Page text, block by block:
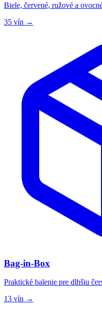
Biele, červené, ružové a
35 vín →
Bag-in-Box
Praktické balenie pre dlhšiu
13 vín →